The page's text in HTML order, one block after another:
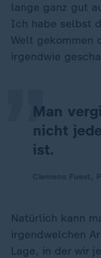
lange ganz gut
Ich habe selbst
Welt gekommen
irgendwie
Man
nicht
ist.
„
Natürlich kann
irgendwelchen
Lage, in der wir